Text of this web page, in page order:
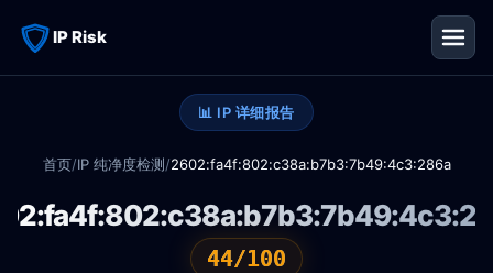
IP Risk
📊 IP 详细报告
首页/IP 纯净度检测/2602:fa4f:802:c38a:b7b3:7b49:4c3:286a
44/100